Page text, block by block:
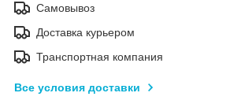
Самовывоз
Доставка курьером
Транспортная компания
Все условия доставки